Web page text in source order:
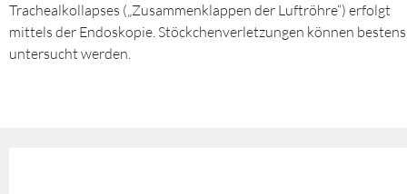
Trachealkollapses („Zusammenklappen der Luftröhre“) erfolgt
mittels der Endoskopie. Stöckchenverletzungen können bestens
untersucht werden.